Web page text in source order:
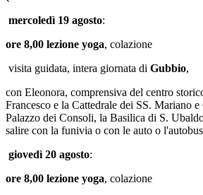
mercoledì 19 agosto:
ore 8,00 lezione yoga, colazione
visita guidata, intera giornata di Gubbio,
con Eleonora, comprensiva del centro
Francesco e la Cattedrale dei SS. Mariano
Palazzo dei Consoli, la Basilica di S.
salire con la funivia o con le auto o
giovedì 20 agosto:
ore 8,00 lezione yoga, colazione